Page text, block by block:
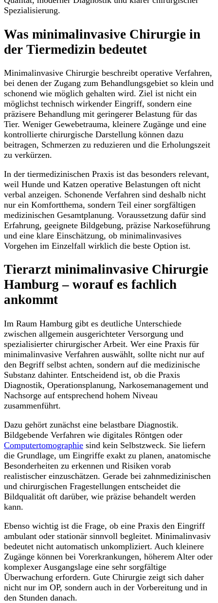
Spezialisierung.
Was minimalinvasive Chirurgie in
der Tiermedizin bedeutet
Minimalinvasive Chirurgie beschreibt operative Verfahren,
bei denen der Zugang zum Behandlungsgebiet so klein und
schonend wie möglich gehalten wird. Ziel ist nicht ein
möglichst technisch wirkender Eingriff, sondern eine
präzisere Behandlung mit geringerer Belastung für das
Tier. Weniger Gewebetrauma, kleinere Zugänge und eine
kontrollierte chirurgische Darstellung können dazu
beitragen, Schmerzen zu reduzieren und die Erholungszeit
zu verkürzen.
In der tiermedizinischen Praxis ist das besonders relevant,
weil Hunde und Katzen operative Belastungen oft nicht
verbal anzeigen. Schonende Verfahren sind deshalb nicht
nur ein Komfortthema, sondern Teil einer sorgfältigen
medizinischen Gesamtplanung. Voraussetzung dafür sind
Erfahrung, geeignete Bildgebung, präzise Narkoseführung
und eine klare Einschätzung, ob minimalinvasives
Vorgehen im Einzelfall wirklich die beste Option ist.
Tierarzt minimalinvasive Chirurgie
Hamburg – worauf es fachlich
ankommt
Im Raum Hamburg gibt es deutliche Unterschiede
zwischen allgemein ausgerichteter Versorgung und
spezialisierter chirurgischer Arbeit. Wer eine Praxis für
minimalinvasive Verfahren auswählt, sollte nicht nur auf
den Begriff selbst achten, sondern auf die medizinische
Substanz dahinter. Entscheidend ist, ob die Praxis
Diagnostik, Operationsplanung, Narkosemanagement und
Nachsorge auf entsprechend hohem Niveau
zusammenführt.
Dazu gehört zunächst eine belastbare Diagnostik.
Bildgebende Verfahren wie digitales Röntgen oder
Computertomographie sind kein Selbstzweck. Sie liefern
die Grundlage, um Eingriffe exakt zu planen, anatomische
Besonderheiten zu erkennen und Risiken vorab
realistischer einzuschätzen. Gerade bei zahnmedizinischen
und chirurgischen Fragestellungen entscheidet die
Bildqualität oft darüber, wie präzise behandelt werden
kann.
Ebenso wichtig ist die Frage, ob eine Praxis den Eingriff
ambulant oder stationär sinnvoll begleitet. Minimalinvasiv
bedeutet nicht automatisch unkompliziert. Auch kleinere
Zugänge können bei Vorerkrankungen, höherem Alter oder
komplexer Ausgangslage eine sehr sorgfältige
Überwachung erfordern. Gute Chirurgie zeigt sich daher
nicht nur im OP, sondern auch in der Vorbereitung und in
den Stunden danach.